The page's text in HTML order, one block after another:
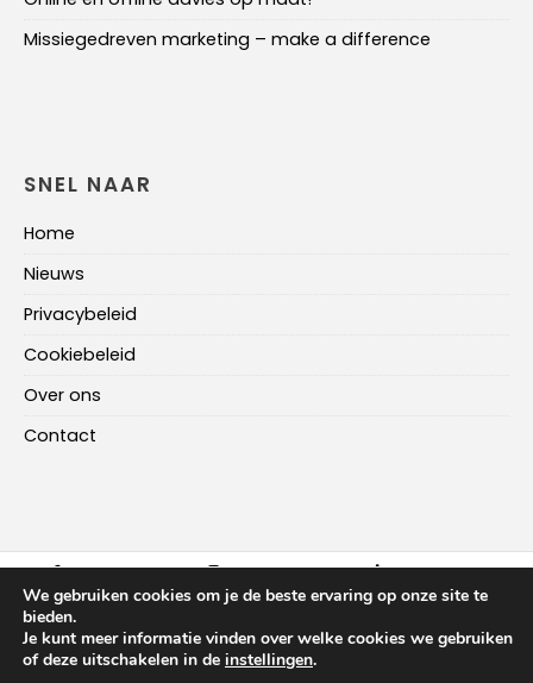
Missiegedreven marketing – make a difference
SNEL NAAR
Home
Nieuws
Privacybeleid
Cookiebeleid
Over ons
Contact
FACEBOOK INSTAGRAM LINKEDIN
HOME NIEUWS OVER ONS CONTACT
We gebruiken cookies om je de beste ervaring op onze site te
bieden.
Je kunt meer informatie vinden over welke cookies we gebruiken
of deze uitschakelen in de instellingen.